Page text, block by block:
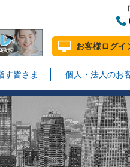
お客様ログイ
す皆さま 個人・法人のお